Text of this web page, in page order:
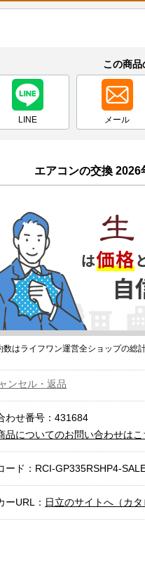
この商品
LINE メール
エアコンの交換 2026
はライフワン運営全ショップの総計
ンセル・返品
わせ番号：431684
品についてのお問い合わせはこ
ード： RCI-GP335RSHP4-
ーURL： 日立のサイトへ（カタ